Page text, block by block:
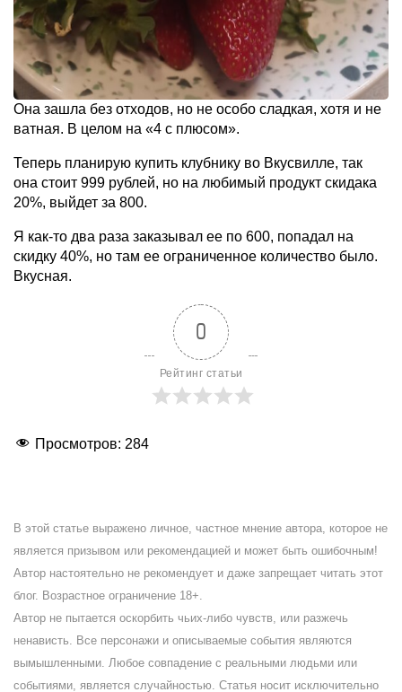
Она зашла без отходов, но не особо сладкая, хотя и не
ватная. В целом на «4 с плюсом».
Теперь планирую купить клубнику во Вкусвилле, так
она стоит 999 рублей, но на любимый продукт скидака
20%, выйдет за 800.
Я как-то два раза заказывал ее по 600, попадал на
скидку 40%, но там ее ограниченное количество было.
Вкусная.
0
Рейтинг статьи
Просмотров: 284
В этой статье выражено личное, частное мнение автора, которое не
является призывом или рекомендацией и может быть ошибочным!
Автор настоятельно не рекомендует и даже запрещает читать этот
блог. Возрастное ограничение 18+.
Автор не пытается оскорбить чьих-либо чувств, или разжечь
ненависть. Все персонажи и описываемые события являются
вымышленными. Любое совпадение с реальными людьми или
событиями, является случайностью. Статья носит исключительно